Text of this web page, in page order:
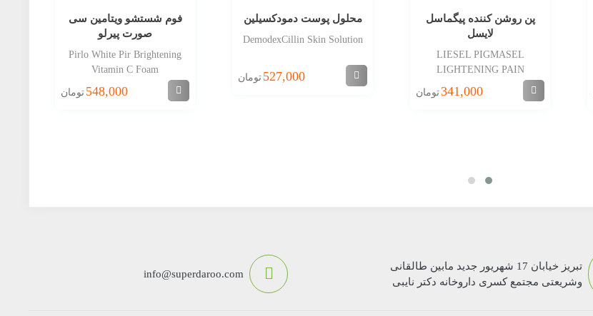
پن روشن کننده پیگماسل
لایسل
LIESEL PIGMASEL
LIGHTENING PAIN
341,000تومان
محلول پوست دمودکسیلین
DemodexCillin Skin Solution
527,000 تومان
فوم شستشو ویتامین سی
صورت پیرلو
Pirlo White Pir Brightening
Vitamin C Foam
548,000 تومان
تبریز خیابان 17 شهریور جدید مابین طالقانی
وشریعتی مجتمع کسری داروخانه دکتر نایبی
info@superdaroo.com